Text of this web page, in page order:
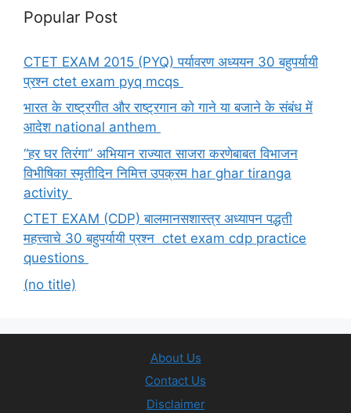
Popular Post
CTET EXAM 2015 (PYQ) पर्यावरण अध्ययन 30 बहुपर्यायी
प्रश्न ctet exam pyq mcqs
भारत के राष्ट्रगीत और राष्ट्रगान को गाने या बजाने के संबंध में
आदेश national anthem
“हर घर तिरंगा” अभियान राज्यात साजरा करणेबाबत विभाजन
विभीषिका स्मृतीदिन निमित्त उपक्रम har ghar tiranga
activity
CTET EXAM (CDP) बालमानसशास्त्र अध्यापन पद्धती
महत्त्वाचे 30 बहुपर्यायी प्रश्न ctet exam cdp practice
questions
(no title)
About Us
Contact Us
Disclaimer